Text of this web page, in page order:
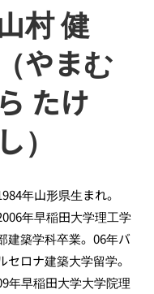
村 健
（やまむ
ら たけ
し）
年山形県生まれ。
年早稲田大学理工学
建築学科卒業。06年バ
セロナ建築大学留学。
年早稲田大学大学院理